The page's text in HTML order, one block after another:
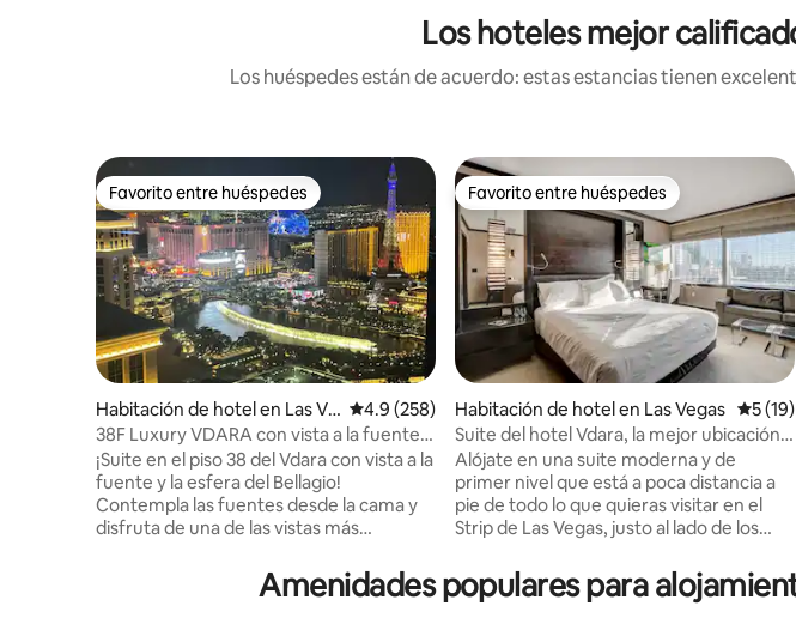
Los hoteles mejor
Los huéspedes están de acuerdo: estas estancias tienen
Favorito entre huéspedes
Favorito entre huéspedes
Habitación de hotel en Las Ve
gas
Calificación promedio: 4.9 de 5; 258 evaluaciones
4.9 (258)
38F Luxury VDARA con vista a la fuente •
Valet gratuito
¡Suite en el piso 38 del Vdara con vista a la
fuente y la esfera del Bellagio!
Contempla las fuentes desde la cama y
disfruta de una de las vistas más
minutos a pie de Bellagio a través de
pasillos interiores. Tarifas e impuestos del
Favorito entre huéspedes
Favorito entre huéspedes
Habitación de hotel en Las Vegas
5 (19)
Suite del hotel Vdara, la mejor ubicación
de Las Vegas Strip
Alójate en una suite moderna y de
primer nivel que está a poca distancia a
pie de todo lo que quieras visitar en el
Strip de Las Vegas, justo al lado de los
propietarios rara dentro del hotel que no
es casino, nuestros huéspedes obtienen
Amenidades populares para